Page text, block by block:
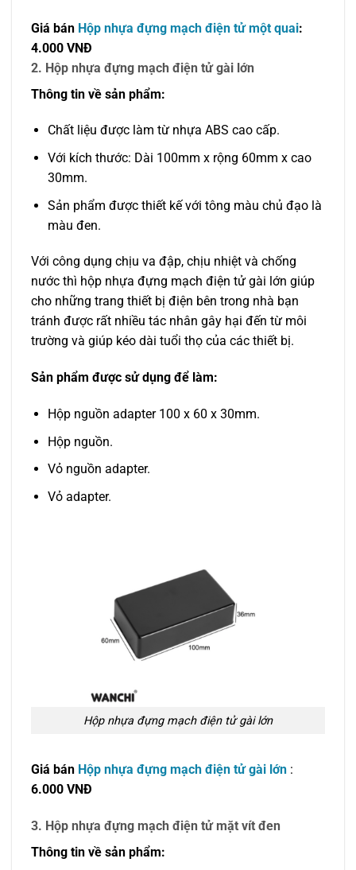
Giá bán Hộp nhựa đựng mạch điện tử một quai:
4.000 VNĐ
2. Hộp nhựa đựng mạch điện tử gài lớn
Thông tin về sản phẩm:
Chất liệu được làm từ nhựa ABS cao cấp.
Với kích thước: Dài 100mm x rộng 60mm x cao
30mm.
Sản phẩm được thiết kế với tông màu chủ đạo là
màu đen.
Với công dụng chịu va đập, chịu nhiệt và chống
nước thì hộp nhựa đựng mạch điện tử gài lớn giúp
cho những trang thiết bị điện bên trong nhà bạn
tránh được rất nhiều tác nhân gây hại đến từ môi
trường và giúp kéo dài tuổi thọ của các thiết bị.
Sản phẩm được sử dụng để làm:
Hộp nguồn adapter 100 x 60 x 30mm.
Hộp nguồn.
Vỏ nguồn adapter.
Vỏ adapter.
Hộp nhựa đựng mạch điện tử gài lớn
Giá bán Hộp nhựa đựng mạch điện tử gài lớn :
6.000 VNĐ
3. Hộp nhựa đựng mạch điện tử mặt vít đen
Thông tin về sản phẩm: